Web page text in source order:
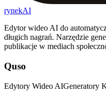
rynekAI
Edytor wideo AI do
długich nagrań. Narzędzie
publikacje w mediach
Quso
Edytory Wideo AIGeneratory